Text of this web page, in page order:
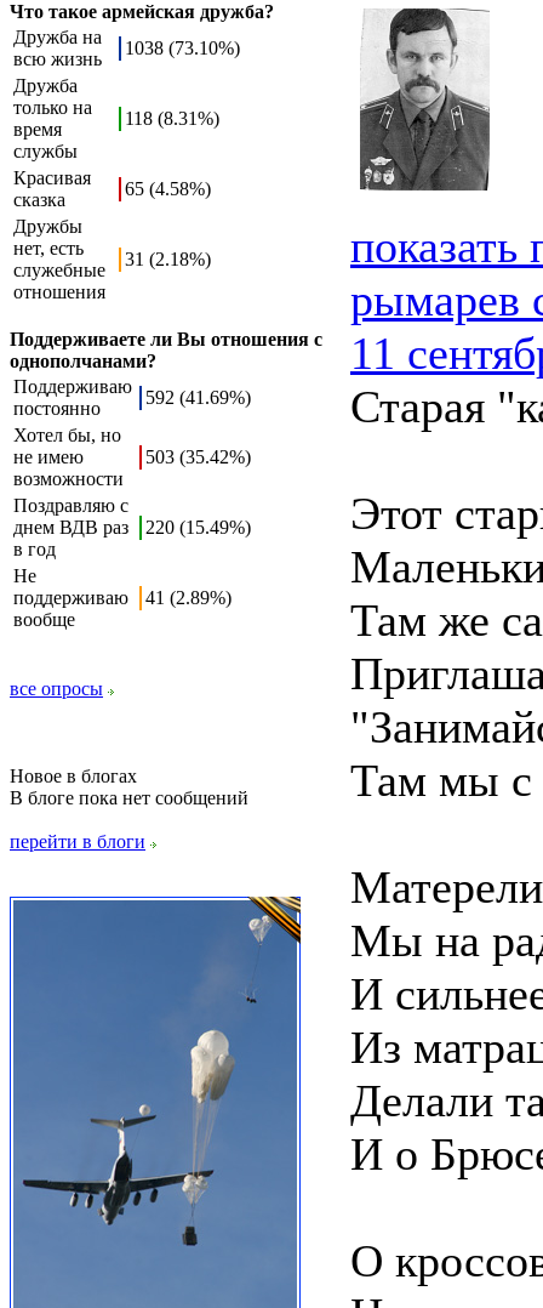
Что такое армейская дружба?
Дружба на
всю жизнь
1038 (73.10%)
Дружба
только на
время
службы
118 (8.31%)
Красивая
сказка
65 (4.58%)
Дружбы
нет, есть
служебные
отношения
31 (2.18%)
Поддерживаете ли Вы отношения с
однополчанами?
Поддерживаю
постоянно
592 (41.69%)
Хотел бы, но
не имею
возможности
503 (35.42%)
Поздравляю с
днем ВДВ раз
в год
220 (15.49%)
Не
поддерживаю
вообще
41 (2.89%)
все опросы
Новое в блогах
В блоге пока нет сообщений
перейти в блоги
рымарев
11
Старая
Этот
Там же
Там мы с
Мы на
И
Из
Делали
И о
О